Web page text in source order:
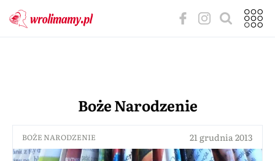
Boże Narodzenie
BOŻE NARODZENIE 21 grudnia 2013